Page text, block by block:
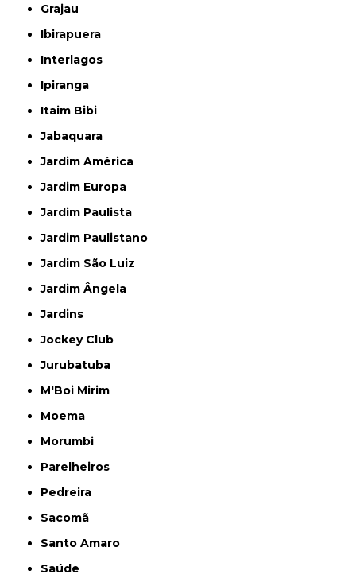
Grajau
Ibirapuera
Interlagos
Ipiranga
Itaim Bibi
Jabaquara
Jardim América
Jardim Europa
Jardim Paulista
Jardim Paulistano
Jardim São Luiz
Jardim Ângela
Jardins
Jockey Club
Jurubatuba
M'Boi Mirim
Moema
Morumbi
Parelheiros
Pedreira
Sacomã
Santo Amaro
Saúde